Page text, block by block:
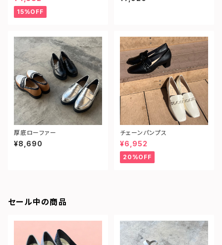
15%OFF
厚底ローファー
¥8,690
チェーンパンプス
¥6,952
20%OFF
セール中の商品